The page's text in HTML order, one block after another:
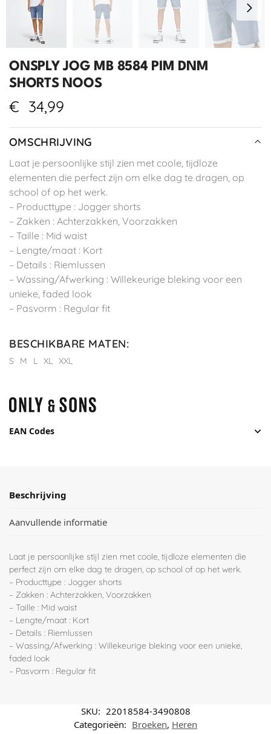
ONSPLY JOG MB 8584 PIM DNM
SHORTS NOOS
€ 34,99
OMSCHRIJVING
Laat je persoonlijke stijl zien met coole, tijdloze
elementen die perfect zijn om elke dag te dragen, op
school of op het werk.
– Producttype : Jogger shorts
– Zakken : Achterzakken, Voorzakken
– Taille : Mid waist
– Lengte/maat : Kort
– Details : Riemlussen
– Wassing/Afwerking : Willekeurige bleking voor een
unieke, faded look
– Pasvorm : Regular fit
BESCHIKBARE MATEN:
S M L XL XXL
EAN Codes
Beschrijving
Aanvullende informatie
Laat je persoonlijke stijl zien met coole, tijdloze elementen die
perfect zijn om elke dag te dragen, op school of op het werk.
– Producttype : Jogger shorts
– Zakken : Achterzakken, Voorzakken
– Taille : Mid waist
– Lengte/maat : Kort
– Details : Riemlussen
– Wassing/Afwerking : Willekeurige bleking voor een unieke,
faded look
– Pasvorm : Regular fit
SKU: 22018584-3490808
Categorieën: Broeken, Heren